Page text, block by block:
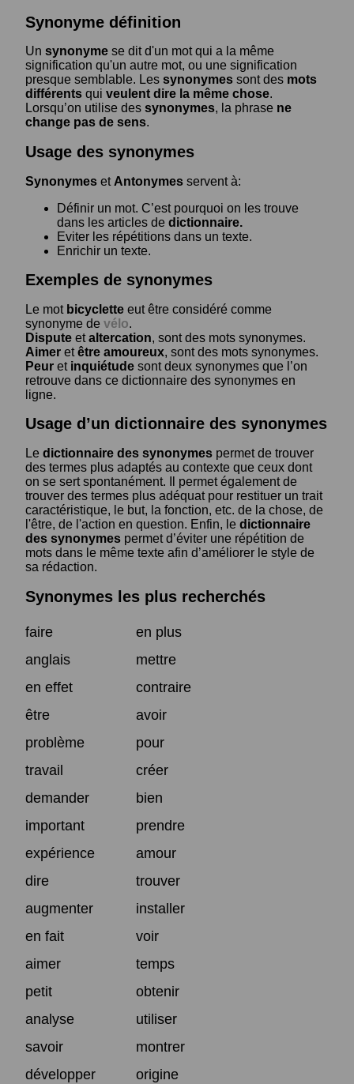
Synonyme définition
Un synonyme se dit d'un mot qui a la même
signification qu'un autre mot, ou une signification
presque semblable. Les synonymes sont des mots
différents qui veulent dire la même chose.
Lorsqu’on utilise des synonymes, la phrase ne
change pas de sens.
Usage des synonymes
Synonymes et Antonymes servent à:
Définir un mot. C’est pourquoi on les trouve
dans les articles de dictionnaire.
Eviter les répétitions dans un texte.
Enrichir un texte.
Exemples de synonymes
Le mot bicyclette eut être considéré comme
synonyme de vélo.
Dispute etaltercation, sont des mots synonymes.
Aimer etêtre amoureux, sont des mots synonymes.
Peur et inquiétude sont deux synonymes que l’on
retrouve dans ce dictionnaire des synonymes en
ligne.
Usage d’un dictionnaire des synonymes
Le dictionnaire des synonymes permet de trouver
des termes plus adaptés au contexte que ceux dont
on se sert spontanément. Il permet également de
trouver des termes plus adéquat pour restituer un trait
caractéristique, le but, la fonction, etc. de la chose, de
l'être, de l'action en question. Enfin, le dictionnaire
des synonymes permet d’éviter une répétition de
mots dans le même texte afin d’améliorer le style de
sa rédaction.
Synonymes les plus recherchés
faire
en plus
anglais
mettre
en effet
contraire
être
avoir
problème
pour
travail
créer
demander
bien
important
prendre
expérience
amour
dire
trouver
augmenter
installer
en fait
voir
aimer
temps
petit
obtenir
analyse
utiliser
savoir
montrer
développer
origine